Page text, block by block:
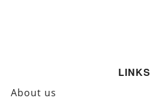
LINKS
About us